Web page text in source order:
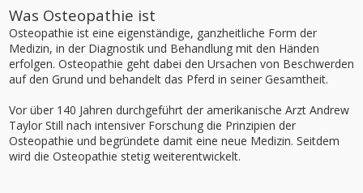
Was Osteopathie ist
Osteopathie ist eine eigenständige, ganzheitliche Form der
Medizin, in der Diagnostik und Behandlung mit den Händen
erfolgen. Osteopathie geht dabei den Ursachen von Beschwerden
auf den Grund und behandelt das Pferd in seiner Gesamtheit.
Vor über 140 Jahren durchgeführt der amerikanische Arzt Andrew
Taylor Still nach intensiver Forschung die Prinzipien der
Osteopathie und begründete damit eine neue Medizin. Seitdem
wird die Osteopathie stetig weiterentwickelt.